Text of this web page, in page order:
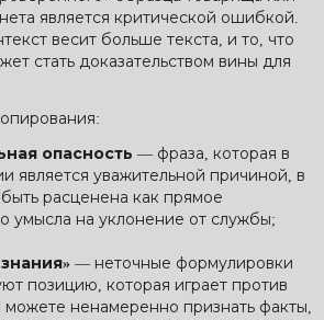
является критической ошибкой.
весит больше текста, и то, что
стать доказательством вины для
опасность — фраза, которая в
является уважительной причиной, в
расценена как прямое
умысла на уклонение от службы;
— неточные формулировки
позицию, которая играет против
можете ненамеренно признать факты,